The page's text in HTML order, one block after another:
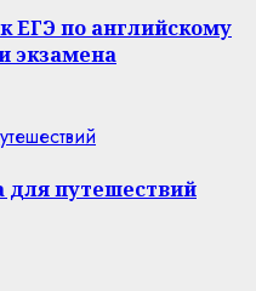
ЕГЭ по английскому
экзамена
путешествий